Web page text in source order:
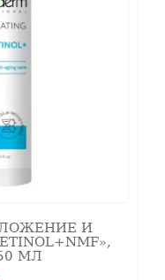
кожа очищают
и тоника
Cleanser"
веерной кистью,
На
с
компонентов.
И
МЛ